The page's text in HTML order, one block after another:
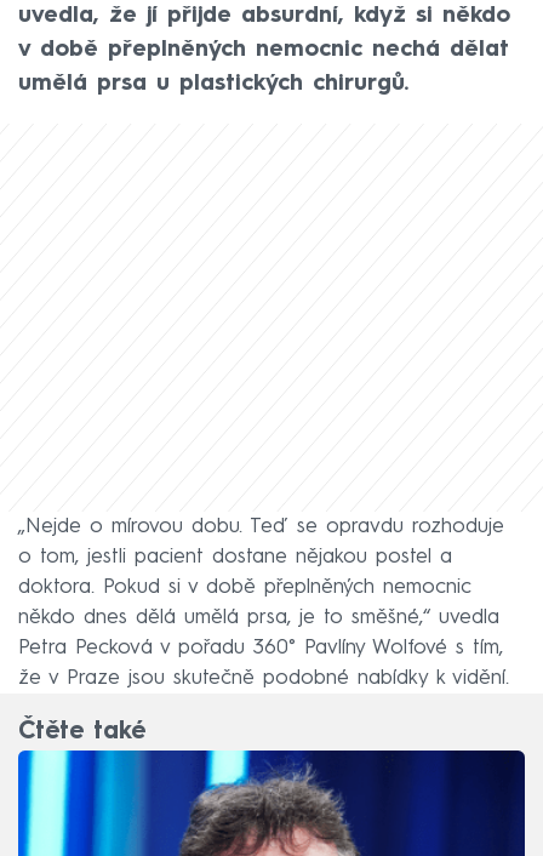
uvedla, že jí přijde absurdní, když si někdo
v době přeplněných nemocnic nechá dělat
umělá prsa u plastických chirurgů.
„Nejde o mírovou dobu. Teď se opravdu rozhoduje
o tom, jestli pacient dostane nějakou postel a
doktora. Pokud si v době přeplněných nemocnic
někdo dnes dělá umělá prsa, je to směšné,“ uvedla
Petra Pecková v pořadu 360° Pavlíny Wolfové s tím,
že v Praze jsou skutečně podobné nabídky k vidění.
Čtěte také